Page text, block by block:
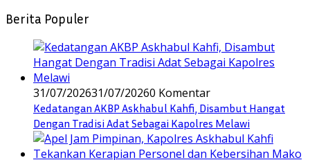
Berita Populer
31/07/202631/07/20260 Komentar
Kedatangan AKBP Askhabul Kahfi, Disambut Hangat
Dengan Tradisi Adat Sebagai Kapolres Melawi